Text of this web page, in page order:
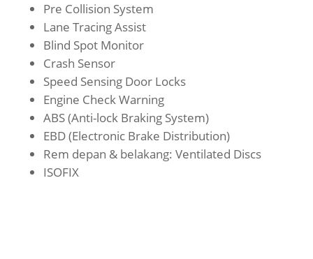
Pre Collision System
Lane Tracing Assist
Blind Spot Monitor
Crash Sensor
Speed Sensing Door Locks
Engine Check Warning
ABS (Anti-lock Braking System)
EBD (Electronic Brake Distribution)
Rem depan & belakang: Ventilated Discs
ISOFIX